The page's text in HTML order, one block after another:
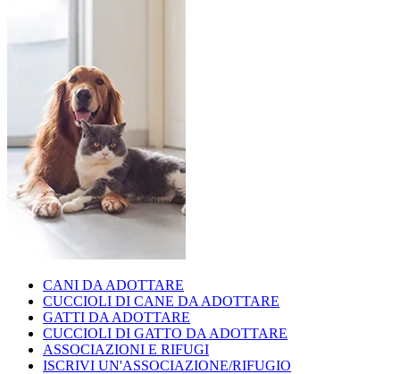
CANI DA ADOTTARE
CUCCIOLI DI CANE DA ADOTTARE
GATTI DA ADOTTARE
CUCCIOLI DI GATTO DA ADOTTARE
ASSOCIAZIONI E RIFUGI
ISCRIVI UN'ASSOCIAZIONE/RIFUGIO